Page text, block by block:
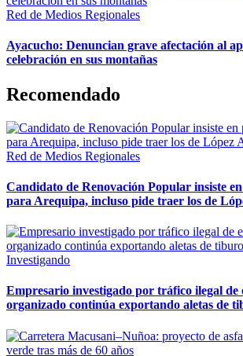
Red de Medios Regionales
Ayacucho: Denuncian grave afectación al
celebración en sus montañas
Recomendado
Red de Medios Regionales
Candidato de Renovación Popular insiste
para Arequipa, incluso pide traer los de
Investigando
Empresario investigado por tráfico ilegal de
organizado continúa exportando aletas de